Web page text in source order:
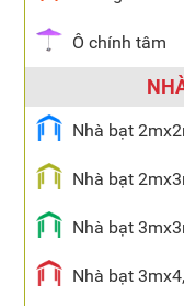
Ô chính tâm
Nhà bạt
Nhà bạt
Nhà bạt
Nhà bạt